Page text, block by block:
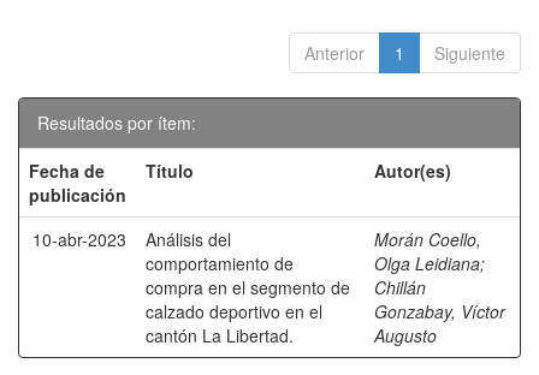
Anterior 1 Siguiente
Resultados por ítem:
Fecha de
publicación
Título Autor(es)
10-abr-2023
Análisis del
comportamiento de
compra en el segmento de
calzado deportivo en el
cantón La Libertad.
Morán Coello,
Olga Leidiana;
Chillán
Gonzabay, Víctor
Augusto